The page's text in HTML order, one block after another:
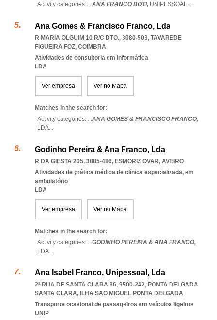
Activity categories: ...ANA FRANCO BOTI, UNIPESSOAL...
Ana Gomes & Francisco Franco, Lda
R MARIA OLGUIM 10 R/C DTO., 3080-503, TAVAREDE
FIGUEIRA FOZ, COIMBRA
Atividades de consultoria em informática
LDA
Ver empresa Ver no Mapa
Matches in the search for:
Activity categories: ...ANA GOMES & FRANCISCO FRANCO,
LDA...
Godinho Pereira & Ana Franco, Lda
R DA GIESTA 205, 3885-486, ESMORIZ OVAR, AVEIRO
Atividades de prática médica de clínica especializada, em
ambulatório
LDA
Ver empresa Ver no Mapa
Matches in the search for:
Activity categories: ...GODINHO PEREIRA & ANA FRANCO,
LDA...
Ana Isabel Franco, Unipessoal, Lda
2ª RUA DE SANTA CLARA 36, 9500-242, PONTA DELGADA
SANTA CLARA, ILHA SAO MIGUEL PONTA DELGADA
Transporte ocasional de passageiros em veículos ligeiros
UNIP